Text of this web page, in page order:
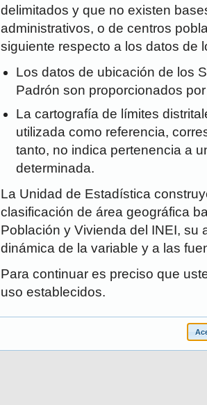
Ubicación DRE / UGEL
Departamento
Distrito
Buscar Limpiar
delimitados y que no existen
administrativos, o de centros
siguiente respecto a los datos de
Los datos de ubicación de los
Padrón son proporcionados
La cartografía de límites
utilizada como referencia,
tanto, no indica pertenencia a
determinada.
La Unidad de Estadística
clasificación de área geográfica
Población y Vivienda del INEI, su
dinámica de la variable y a las
Para continuar es preciso que
uso establecidos.